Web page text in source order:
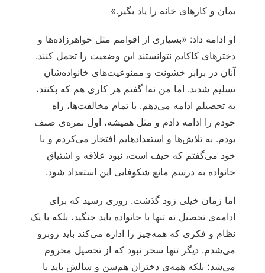
بمان و کارهای خانه را یاد بگیر.»
او ادامه داد: «بسیاری از اقوامم مثل خواهرزاده‌ها و
دخترهای کاکایم نتوانستند این وضعیت را تحمل کنند.
آنان در برابر خشونت و ممنوعیت‌های خانواده‌شان
تسلیم شدند. اما من نه! گفتم هر کاری هم که بکنند،
به تحصیلم ادامه می‌دهم. با تمام مخالفت‌ها، راه
خودم را ادامه دادم و مثل همیشه، اول نمره‌ی صنف
بودم. به تلاش‌ها و استعدادهایم افتخار می‌کردم و با
خود می‌گفتم که حیف است، نبود علاقه و اشتیاق
خانواده به درسم مانع شکوفایی این استعداد شود.
اما زمان خیلی زود گذشت. روزی رسید که برای
ادامه‌ی تحصیل نه تنها با خانواده باید جنگید، بلکه با یک
نظام و فکری که همه‌چیز را اداره می‌کند باید روبرو
می‌شدم. دیگر تنها سحر نبود که از تحصیل محروم
می‌شد؛ بلکه همه‌ی دختران هم‌سن و سالش باید با